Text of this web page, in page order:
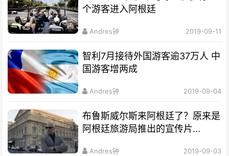
个游客进入阿根廷
Andres钟 2019-09-11
智利7月接待外国游客逾37万人 中
国游客增两成
Andres钟 2019-09-04
布鲁斯威尔斯来阿根廷了？原来是
阿根廷旅游局推出的宣传片...
Andres钟 2019-09-03